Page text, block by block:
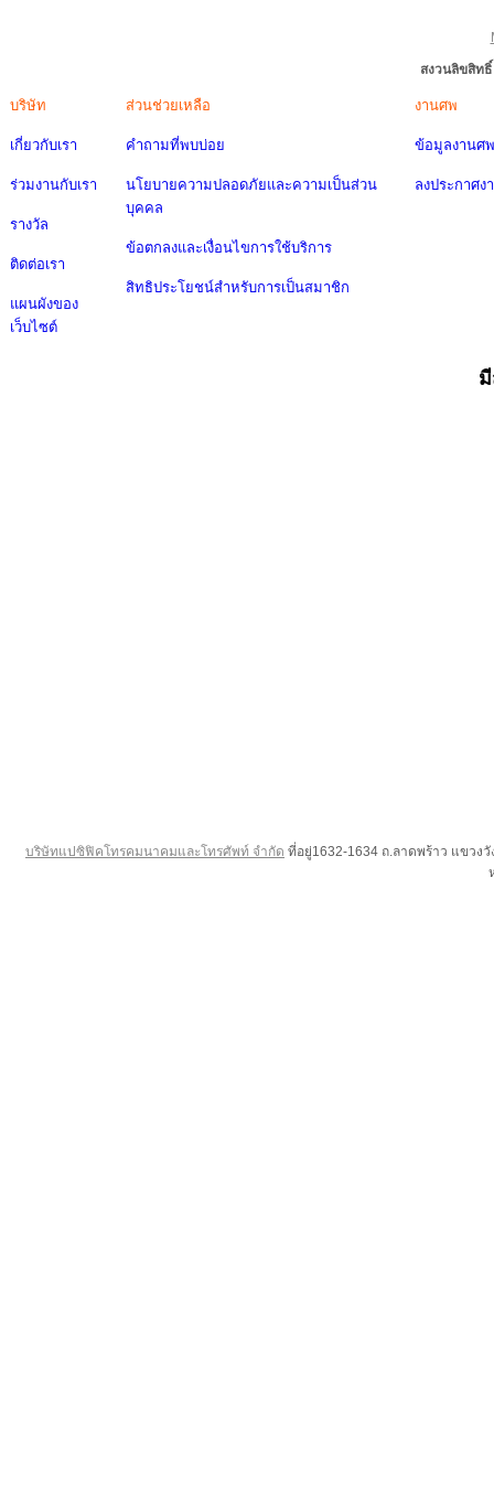
สงวนลิขสิท
บริษัท
เกี่ยวกับเรา
ร่วมงานกับเรา
รางวัล
ติดต่อเรา
แผนผังของ
เว็บไซต์
ส่วนช่วยเหลือ
คำถามที่พบบ่อย
นโยบายความปลอดภัยและความเป็นส่วน
บุคคล
ข้อตกลงและเงื่อนไขการใช้บริการ
สิทธิประโยชน์สำหรับการเป็นสมาชิก
งานศพ
ข้อมูลงานศพ
ลงประกาศง
บริษัทแปซิฟิคโทรคมนาคมและโทรศัพท์ จำกัด ที่อยู่1632-1634 ถ.ลาดพร้าว แขวง